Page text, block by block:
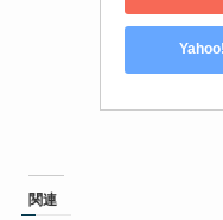
関連